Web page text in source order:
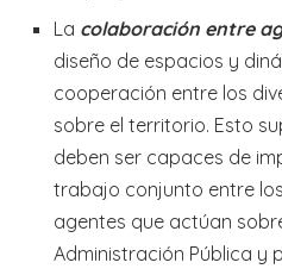
La colaboración entre
diseño de espacios y
cooperación entre los
sobre el territorio. Esto
deben ser capaces de
trabajo conjunto entre
agentes que actúan
Administración Pública y